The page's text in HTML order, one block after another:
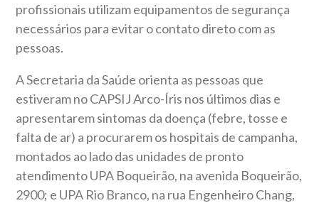
profissionais utilizam equipamentos de segurança
necessários para evitar o contato direto com as
pessoas.
A Secretaria da Saúde orienta as pessoas que
estiveram no CAPSIJ Arco-Íris nos últimos dias e
apresentarem sintomas da doença (febre, tosse e
falta de ar) a procurarem os hospitais de campanha,
montados ao lado das unidades de pronto
atendimento UPA Boqueirão, na avenida Boqueirão,
2900; e UPA Rio Branco, na rua Engenheiro Chang,